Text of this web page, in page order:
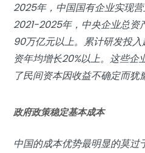
2025年，中国国有企业实现营
2021-2025年，中央企业总资
90万亿元以上。累计研发投
资年均增长20%以上。这些企
了民间资本因收益不确定而犹
政府政策稳定基本成本
中国的成本优势最明显的莫